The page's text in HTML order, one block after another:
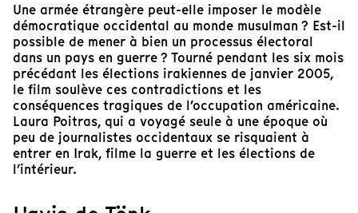
Une armée étrangère peut-elle imposer le modèle
démocratique occidental au monde musulman ? Est-il
possible de mener à bien un processus électoral
dans un pays en guerre ? Tourné pendant les six mois
précédant les élections irakiennes de janvier 2005,
le film soulève ces contradictions et les
conséquences tragiques de l’occupation américaine.
Laura Poitras, qui a voyagé seule à une époque où
peu de journalistes occidentaux se risquaient à
entrer en Irak, filme la guerre et les élections de
l’intérieur.